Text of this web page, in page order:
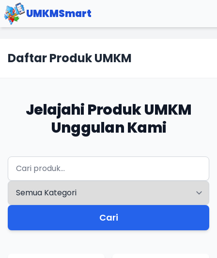
UMKMSmart
Daftar Produk UMKM
Jelajahi Produk UMKM
Unggulan Kami
Cari